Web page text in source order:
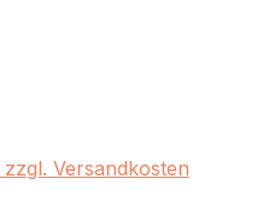
Versandkosten